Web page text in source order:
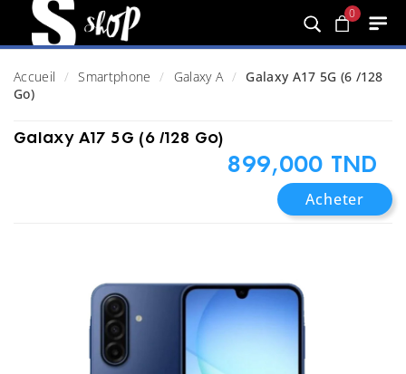
0
Accueil Smartphone Galaxy A
Galaxy A17 5G (6 /128
Go)
Galaxy A17 5G (6 /128 Go)
899,000 TND
Acheter